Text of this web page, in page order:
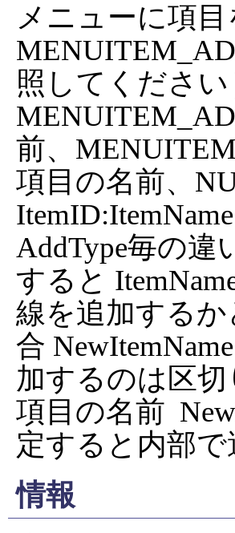
メニューに項
照してください
前、
項目の名前、
AddType毎の違
すると
線を追加する
合
加するのは区切
項目の名前
定すると内部
情報